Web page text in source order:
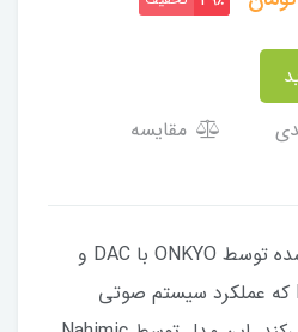
مقایسه
بلندگوی HI-RES نصب شده توسط ONKYO با DAC و
AMP داخلی ESS Saber که عملکرد سیستم صوتی